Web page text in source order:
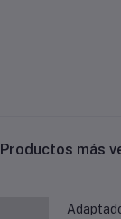
Productos más